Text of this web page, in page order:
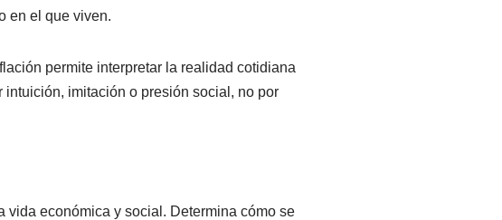
en el que viven.
permite interpretar la realidad cotidiana
imitación o presión social, no por
vida económica y social. Determina cómo se